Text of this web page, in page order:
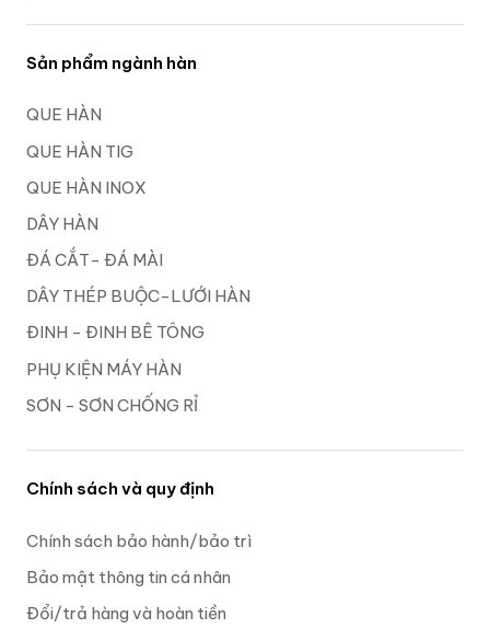
Sản phẩm ngành hàn
QUE HÀN
QUE HÀN TIG
QUE HÀN INOX
DÂY HÀN
ĐÁ CẮT- ĐÁ MÀI
DÂY THÉP BUỘC-LƯỚI HÀN
ĐINH - ĐINH BÊ TÔNG
PHỤ KIỆN MÁY HÀN
SƠN - SƠN CHỐNG RỈ
Chính sách và quy định
Chính sách bảo hành/bảo trì
Bảo mật thông tin cá nhân
Đổi/trả hàng và hoàn tiền